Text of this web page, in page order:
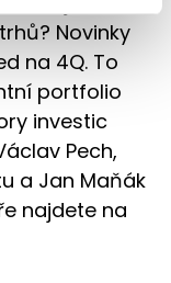
Novinky
na 4Q. To
portfolio
investic
Pech,
a Jan Maňák
najdete na